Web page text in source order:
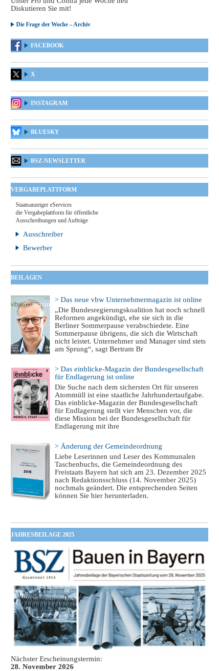
Diskutieren Sie mit!
Die Frage der Woche – Archiv
FACEBOOK
X
INSTAGRAM
BLUESKY
BSZ-NEWSLETTER
VERGABEPLATTFORM
Staatsanzeiger eServices
die Vergabeplattform für öffentliche
Ausschreibungen und Aufträge
Ausschreiber
Bewerber
BEILAGEN
> Das neue vbw Unternehmermagazin ist online
„Die Bundesregierungskoalition hat noch schnell
Reformen angekündigt, ehe sie sich in die
Berliner Sommerpause verabschiedete. Eine
Sommerpause übrigens, die sich die Wirtschaft
nicht leistet. Unternehmer und Manager sind stets
am Sprung“, sagt Bertram Br
> Das einblicke-Magazin der Bundesgesellschaft
für Endlagerung ist online
Die Suche nach dem sichersten Ort für unseren
Atommüll ist eine staatliche Jahrhundertaufgabe.
Das einblicke-Magazin der Bundesgesellschaft
für Endlagerung stellt vier Menschen vor, die
diese Mission bei der Bundesgesellschaft für
Endlagerung mit ihre
> Änderung der Gemeindeordnung
Liebe Leserinnen und Leser des Kommunalen
Taschenbuchs, die Gemeindeordnung des
Freistaats Bayern hat sich am 23. Dezember 2025
nach Redaktionsschluss (14. November 2025)
nochmals geändert. Die entsprechenden Seiten
können Sie hier herunterladen.
JAHRESBEILAGE 2025
Nächster Erscheinungstermin:
28. November 2026